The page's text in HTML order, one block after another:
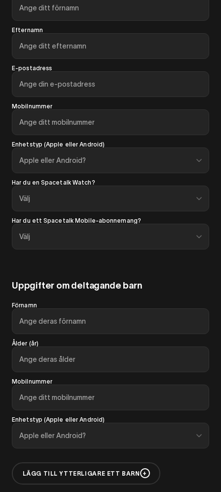
Efternamn
E-postadress
Mobilnummer
Enhetstyp (Apple eller Android)
Har du en Spacetalk Watch?
Har du ett Spacetalk Mobile-abonnemang?
Uppgifter om deltagande barn
Förnamn
Ålder (år)
Mobilnummer
Enhetstyp (Apple eller Android)
LÄGG TILL YTTERLIGARE ETT BARN +